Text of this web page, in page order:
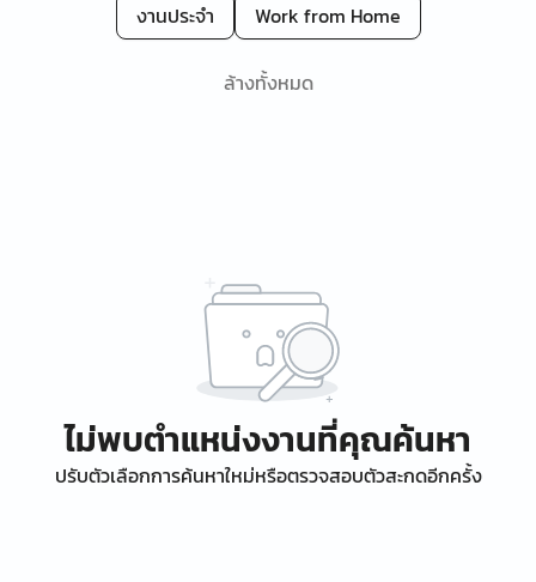
งานประจำ
Work from Home
ล้างทั้งหมด
ไม่พบตำแหน่งงานที่คุณค้นหา
ปรับตัวเลือกการค้นหาใหม่หรือตรวจสอบตัวสะกดอีกครั้ง